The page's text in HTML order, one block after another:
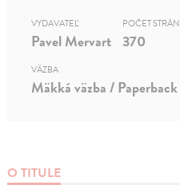
O TITULE
VYDAVATEĽ
Pavel Mervart
POČET STRÁN
370
VÄZBA
Mäkká väzba / Paperback